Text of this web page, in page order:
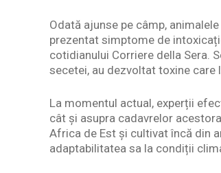
Odată ajunse pe câmp,
prezentat simptome de
cotidianului Corriere della Sera.
secetei, au dezvoltat toxine
La momentul actual, experții
cât și asupra cadavrelor
Africa de Est și cultivat încă din
adaptabilitatea sa la condiții